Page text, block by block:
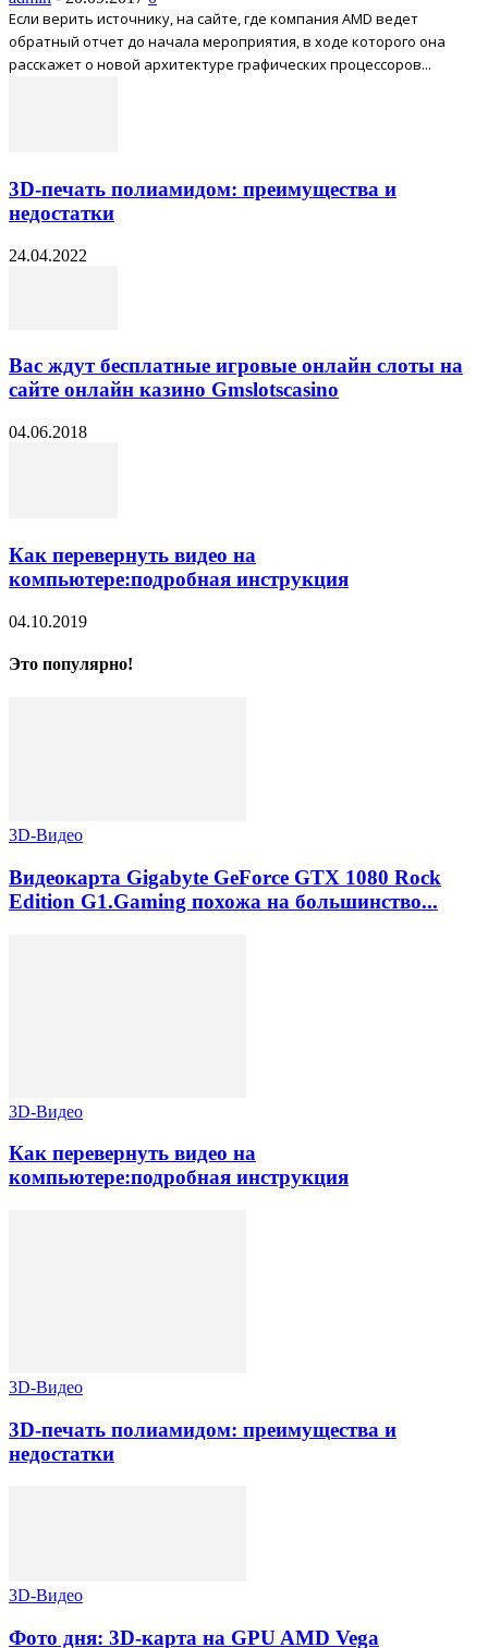
Если верить источнику, на сайте, где компания AMD ведет
обратный отчет до начала мероприятия, в ходе которого она
расскажет о новой архитектуре графических процессоров...
3D-печать полиамидом: преимущества и
недостатки
24.04.2022
Вас ждут бесплатные игровые онлайн слоты на
сайте онлайн казино Gmslotscasino
04.06.2018
Как перевернуть видео на
компьютере:подробная инструкция
04.10.2019
Это популярно!
3D-Видео
Видеокарта Gigabyte GeForce GTX 1080 Rock
Edition G1.Gaming похожа на большинство...
3D-Видео
Как перевернуть видео на
компьютере:подробная инструкция
3D-Видео
3D-печать полиамидом: преимущества и
недостатки
3D-Видео
Фото дня: 3D-карта на GPU AMD Vega